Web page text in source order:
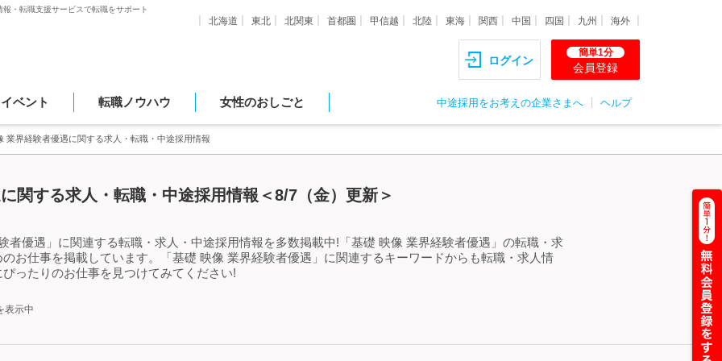
・転職支援サービスで転職をサポート
北海道 東北 北関東 首都圏 甲信越 北陸 東海 関西 中国 四国 九州 海外
ログイン
簡単1分
会員登録
ベント 転職ノウハウ 女性のおしごと 中途採用をお考えの企業さまへ ヘルプ
業界経験者優遇に関する求人・転職・中途採用情報
関する求人・転職・中途採用情報＜8/7（金）更新＞
者優遇」に関連する転職・求人・中途採用情報を多数掲載中!「基礎 映像 業界経験者優遇」の転職・求
お仕事を掲載しています。「基礎 映像 業界経験者優遇」に関連するキーワードからも転職・求人情
ったりのお仕事を見つけてみてください!
表示中